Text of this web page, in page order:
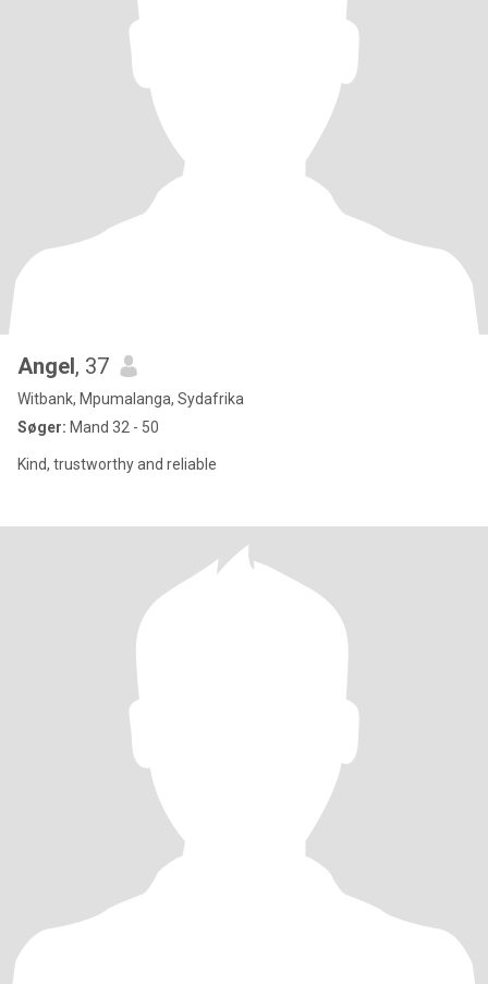
Angel, 37
Witbank, Mpumalanga, Sydafrika
Søger: Mand 32 - 50
Kind, trustworthy and reliable